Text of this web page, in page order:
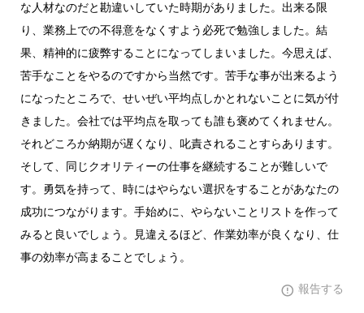
な人材なのだと勘違いしていた時期がありました。出来る限
り、業務上での不得意をなくすよう必死で勉強しました。結
果、精神的に疲弊することになってしまいました。今思えば、
苦手なことをやるのですから当然です。苦手な事が出来るよう
になったところで、せいぜい平均点しかとれないことに気が付
きました。会社では平均点を取っても誰も褒めてくれません。
それどころか納期が遅くなり、叱責されることすらあります。
そして、同じクオリティーの仕事を継続することが難しいで
す。勇気を持って、時にはやらない選択をすることがあなたの
成功につながります。手始めに、やらないことリストを作って
みると良いでしょう。見違えるほど、作業効率が良くなり、仕
事の効率が高まることでしょう。
報告する